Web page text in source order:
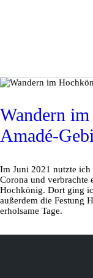
Wandern
Amadé-
Im Juni 2021 nutzte ich
Corona und verbrachte
Hochkönig. Dort ging
außerdem die Festung
erholsame Tage.